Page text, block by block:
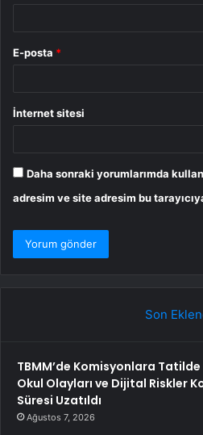
E-posta *
İnternet sitesi
Daha sonraki yorumlarımda
adresim ve site adresim bu
Son
TBMM’de Komisyonlara
Okul Olayları ve Dijital Riskler
Süresi Uzatıldı
Ağustos 7, 2026